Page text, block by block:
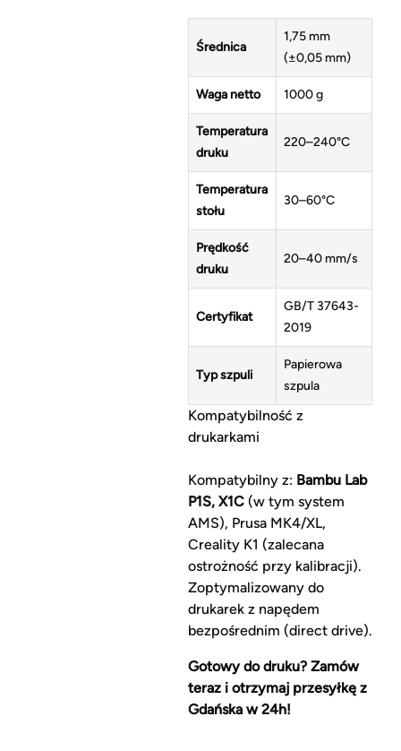
Średnica
1,75 mm
(±0,05 mm)
Waga netto 1000 g
Temperatura
druku
220–240°C
Temperatura
stołu
30–60°C
Prędkość
druku
20–40 mm/s
Certyfikat
GB/T 37643-
2019
Typ szpuli
Papierowa
szpula
Kompatybilność z
drukarkami
Kompatybilny z: Bambu Lab
P1S, X1C(w tym system
AMS), Prusa MK4/XL,
Creality K1 (zalecana
ostrożność przy kalibracji).
Zoptymalizowany do
drukarek z napędem
bezpośrednim (direct drive).
Gotowy do druku? Zamów
teraz i otrzymaj przesyłkę z
Gdańska w 24h!